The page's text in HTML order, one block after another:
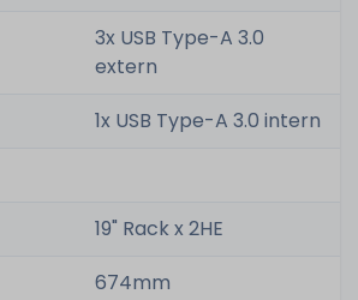
3x USB Type-A 3.0
extern
1x USB Type-A 3.0 intern
19" Rack x 2HE
674mm